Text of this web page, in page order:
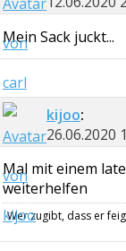
Mein Sack juckt...
kijoo:
26.06.2020
Mal mit einem
weiterhelfen
Wer zugibt, dass er